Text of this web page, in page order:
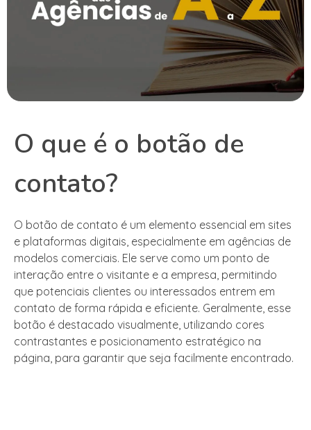
O que é o botão de
contato?
O botão de contato é um elemento essencial em sites
e plataformas digitais, especialmente em agências de
modelos comerciais. Ele serve como um ponto de
interação entre o visitante e a empresa, permitindo
que potenciais clientes ou interessados entrem em
contato de forma rápida e eficiente. Geralmente, esse
botão é destacado visualmente, utilizando cores
contrastantes e posicionamento estratégico na
página, para garantir que seja facilmente encontrado.